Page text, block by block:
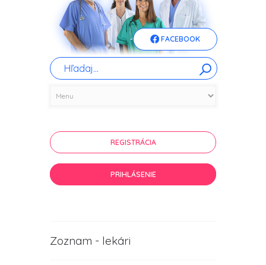
FACEBOOK
REGISTRÁCIA
PRIHLÁSENIE
Zoznam - lekári